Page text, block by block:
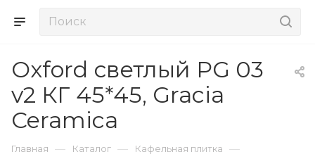
Oxford светлый PG 03
v2 КГ 45*45, Gracia
Ceramica
Главная — Каталог — Кафельная плитка —